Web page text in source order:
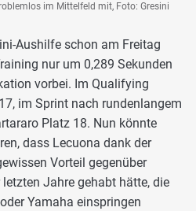
im Mittelfeld mit, Foto: Gresini
Aushilfe schon am Freitag
nur um 0,289 Sekunden
vorbei. Im Qualifying
im Sprint nach rundenlangem
Platz 18. Nun könnte
dass Lecuona dank der
Vorteil gegenüber
Jahre gehabt hätte, die
Yamaha einspringen